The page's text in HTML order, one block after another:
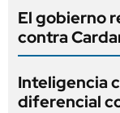
El gobierno
contra
Inteligencia
diferencial